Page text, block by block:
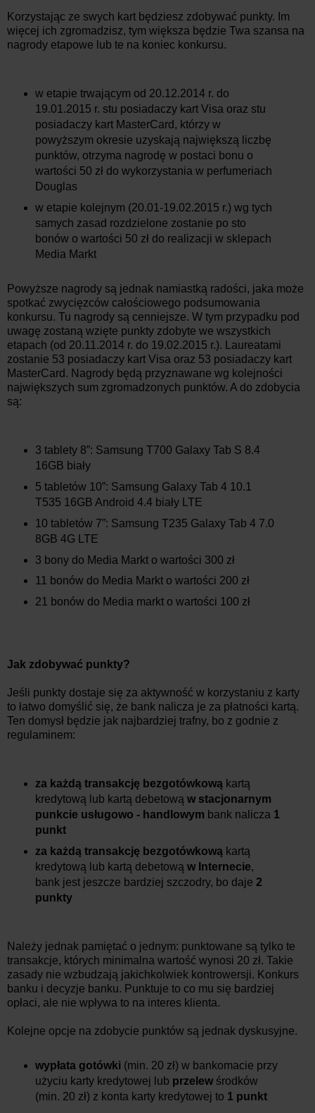
Korzystając ze swych kart będziesz zdobywać punkty. Im
więcej ich zgromadzisz, tym większa będzie Twa szansa na
nagrody etapowe lub te na koniec konkursu.
w etapie trwającym od 20.12.2014 r. do
19.01.2015 r. stu posiadaczy kart Visa oraz stu
posiadaczy kart MasterCard, którzy w
powyższym okresie uzyskają największą liczbę
punktów, otrzyma nagrodę w postaci bonu o
wartości 50 zł do wykorzystania w perfumeriach
Douglas
w etapie kolejnym (20.01-19.02.2015 r.) wg tych
samych zasad rozdzielone zostanie po sto
bonów o wartości 50 zł do realizacji w sklepach
Media Markt
Powyższe nagrody są jednak namiastką radości, jaka może
spotkać zwycięzców całościowego podsumowania
konkursu. Tu nagrody są cenniejsze. W tym przypadku pod
uwagę zostaną wzięte punkty zdobyte we wszystkich
etapach (od 20.11.2014 r. do 19.02.2015 r.). Laureatami
zostanie 53 posiadaczy kart Visa oraz 53 posiadaczy kart
MasterCard. Nagrody będą przyznawane wg kolejności
największych sum zgromadzonych punktów. A do zdobycia
są:
3 tablety 8”: Samsung T700 Galaxy Tab S 8.4
16GB biały
5 tabletów 10”: Samsung Galaxy Tab 4 10.1
T535 16GB Android 4.4 biały LTE
10 tabletów 7”: Samsung T235 Galaxy Tab 4 7.0
8GB 4G LTE
3 bony do Media Markt o wartości 300 zł
11 bonów do Media Markt o wartości 200 zł
21 bonów do Media markt o wartości 100 zł
Jak zdobywać punkty?
Jeśli punkty dostaje się za aktywność w korzystaniu z karty
to łatwo domyślić się, że bank nalicza je za płatności kartą.
Ten domysł będzie jak najbardziej trafny, bo z godnie z
regulaminem:
za każdą transakcję bezgotówkowąkartą
kredytową lub kartą debetową w stacjonarnym
punkcie usługowo - handlowym bank nalicza 1
punkt
za każdą transakcję bezgotówkowąkartą
kredytową lub kartą debetową w Internecie,
bank jest jeszcze bardziej szczodry, bo daje 2
punkty
Należy jednak pamiętać o jednym: punktowane są tylko te
transakcje, których minimalna wartość wynosi 20 zł. Takie
zasady nie wzbudzają jakichkolwiek kontrowersji. Konkurs
banku i decyzje banku. Punktuje to co mu się bardziej
opłaci, ale nie wpływa to na interes klienta.
Kolejne opcje na zdobycie punktów są jednak dyskusyjne.
wypłata gotówki (min. 20 zł) w bankomacie przy
użyciu karty kredytowej lub przelewśrodków
(min. 20 zł) z konta karty kredytowej to 1 punkt